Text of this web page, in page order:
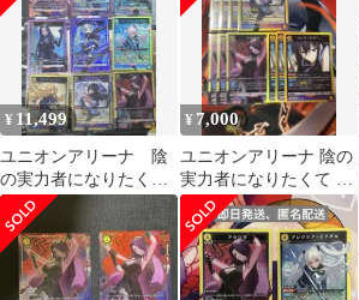
¥ 11,499
ユニオンアリーナ 陰
の実力者になりたく
て 陰実 sr9枚セット
¥ 7,000
ユニオンアリーナ 陰の
実力者になりたくて ア
ウロラクレアデッキパ
ーツ